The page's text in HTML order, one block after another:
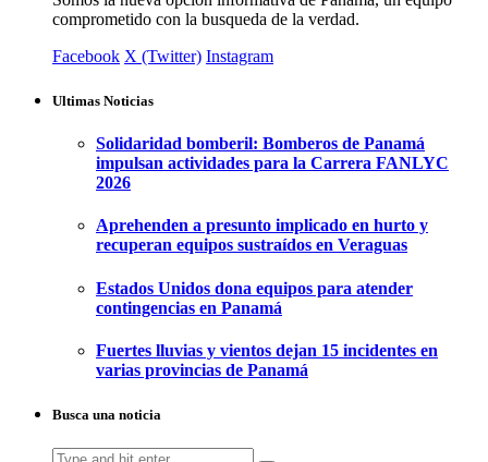
comprometido con la busqueda de la verdad.
Facebook X (Twitter) Instagram
Ultimas Noticias
Solidaridad bomberil: Bomberos de Panamá
impulsan actividades para la Carrera FANLYC
2026
Aprehenden a presunto implicado en hurto y
recuperan equipos sustraídos en Veraguas
Estados Unidos dona equipos para atender
contingencias en Panamá
Fuertes lluvias y vientos dejan 15 incidentes en
varias provincias de Panamá
Busca una noticia
Search